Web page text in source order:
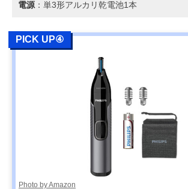
電源 ：単3形アルカリ乾電池1本
PICK UP④
Photo by Amazon